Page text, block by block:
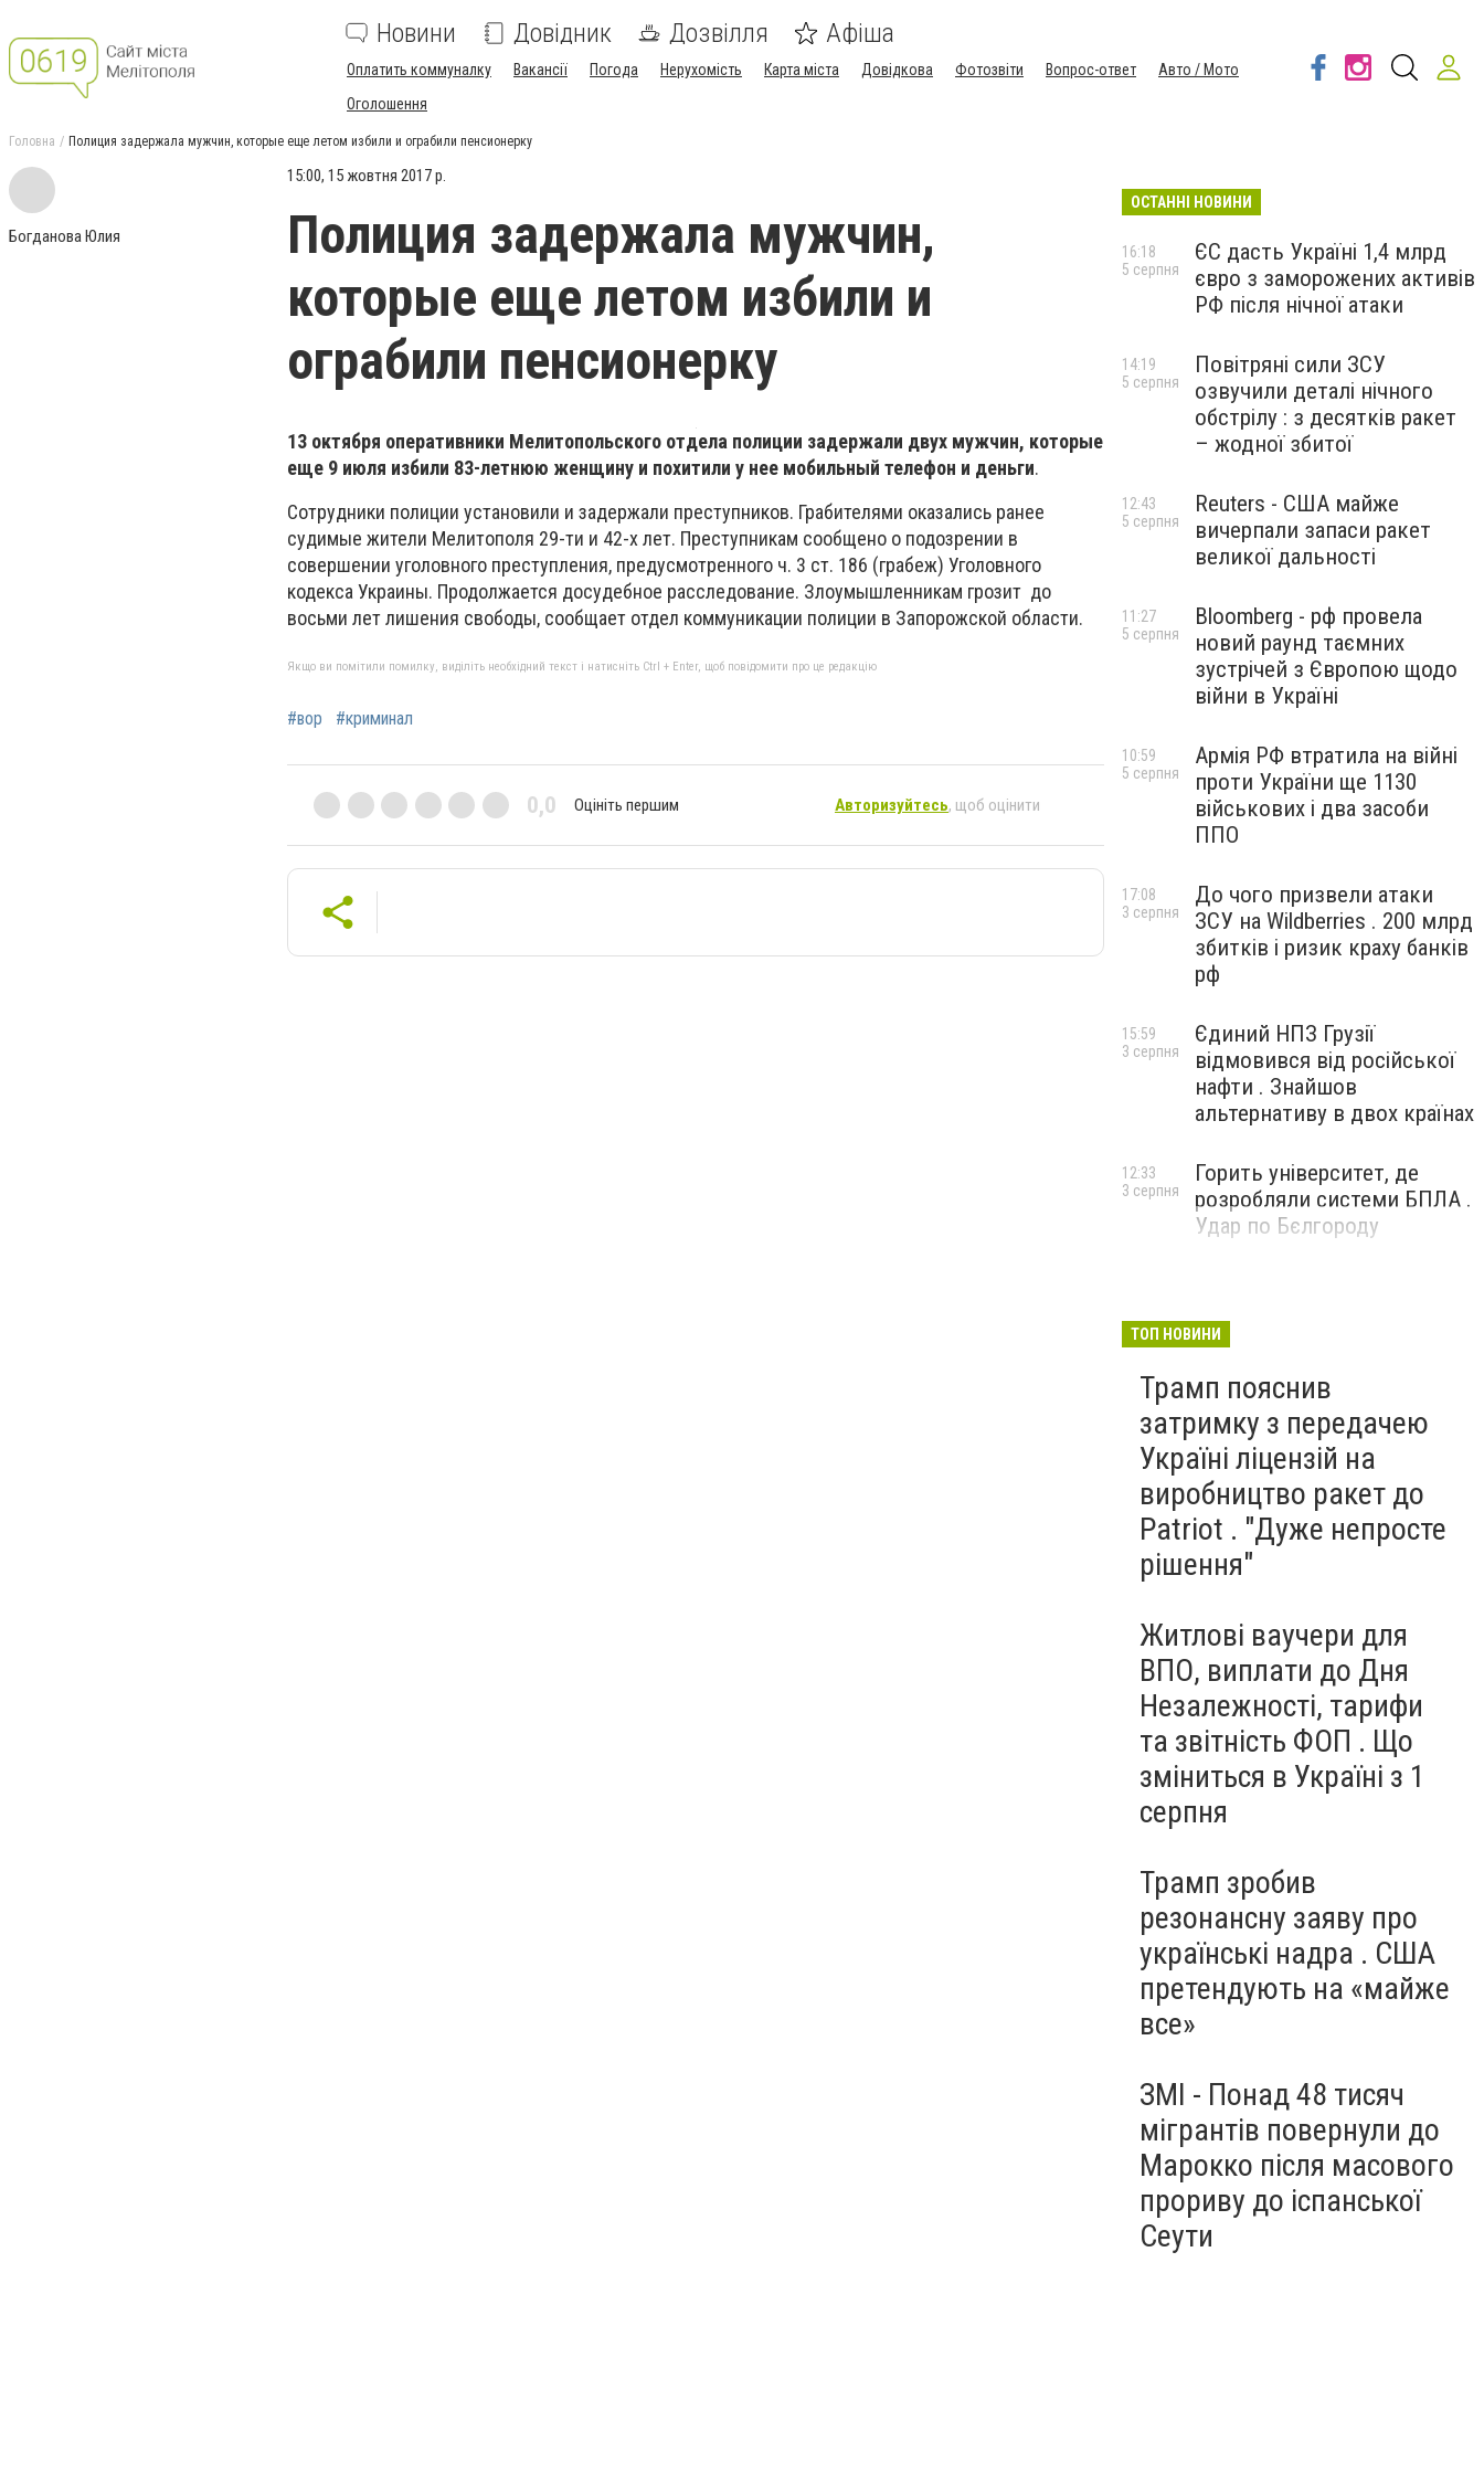
Новини Довідник Дозвілля Афіша
Оплатить коммуналку Вакансії Погода Нерухомість Карта міста Довідкова Фотозвіти Вопрос-ответ
Авто / Мото
Оголошення
Головна Полиция задержала мужчин, которые еще летом избили и ограбили пенсионерку
Богданова Юлия
15:00, 15 жовтня 2017 р.
Полиция задержала мужчин,
которые еще летом избили и
ограбили пенсионерку
13 октября оперативники Мелитопольского отдела полиции задержали двух мужчин, которые
еще 9 июля избили 83-летнюю женщину и похитили у нее мобильный телефон и деньги.
Сотрудники полиции установили и задержали преступников. Грабителями оказались ранее
судимые жители Мелитополя 29-ти и 42-х лет. Преступникам сообщено о подозрении в
совершении уголовного преступления, предусмотренного ч. 3 ст. 186 (грабеж) Уголовного
кодекса Украины. Продолжается досудебное расследование. Злоумышленникам грозит до
восьми лет лишения свободы, сообщает отдел коммуникации полиции в Запорожской области.
Якщо ви помітили помилку, виділіть необхідний текст і натисніть Ctrl + Enter, щоб повідомити про це редакцію
#вор #криминал
0,0 Оцініть першим Авторизуйтесь, щоб оцінити
ОСТАННІ НОВИНИ
ЄС дасть Україні 1,4 млрд
євро з заморожених активів
РФ після нічної атаки
16:18
5 серпня
Повітряні сили ЗСУ
озвучили деталі нічного
обстрілу : з десятків ракет
– жодної збитої
14:19
5 серпня
Reuters - США майже
вичерпали запаси ракет
великої дальності
12:43
5 серпня
Bloomberg - рф провела
новий раунд таємних
зустрічей з Європою щодо
війни в Україні
11:27
5 серпня
Армія РФ втратила на війні
проти України ще 1130
військових і два засоби
ППО
10:59
5 серпня
До чого призвели атаки
ЗСУ на Wildberries . 200 млрд
збитків і ризик краху банків
рф
17:08
3 серпня
Єдиний НПЗ Грузії
відмовився від російської
нафти . Знайшов
альтернативу в двох країнах
15:59
3 серпня
Горить університет, де
розробляли системи БПЛА .
Удар по Бєлгороду
12:33
3 серпня
ТОП НОВИНИ
Трамп пояснив
затримку з передачею
Україні ліцензій на
виробництво ракет до
Patriot . "Дуже непросте
рішення"
Житлові ваучери для
ВПО, виплати до Дня
Незалежності, тарифи
та звітність ФОП . Що
зміниться в Україні з 1
серпня
Трамп зробив
резонансну заяву про
українські надра . США
претендують на «майже
все»
ЗМІ - Понад 48 тисяч
мігрантів повернули до
Марокко після масового
прориву до іспанської
Сеути